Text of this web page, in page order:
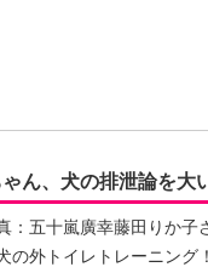
ん、犬の排泄論を大
：五十嵐廣幸藤田りか子
の外トイレトレーニン